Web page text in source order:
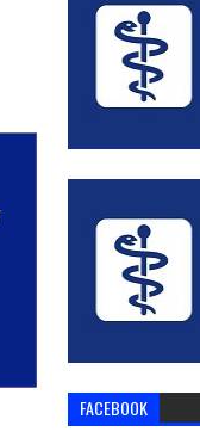
FACEBOOK